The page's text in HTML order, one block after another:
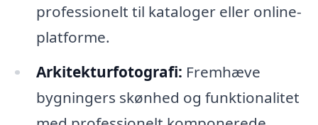
professionelt til kataloger eller online-
platforme.
Arkitekturfotografi: Fremhæve
bygningers skønhed og funktionalitet